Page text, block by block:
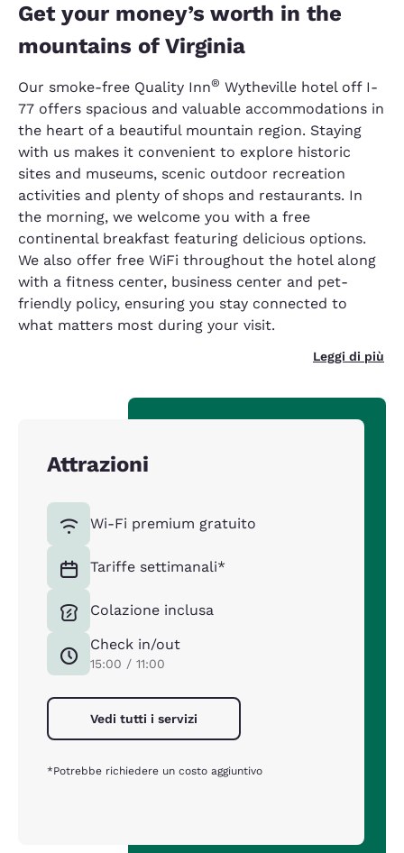
Get your money’s worth in the
mountains of Virginia
Our smoke-free Quality Inn® Wytheville hotel off I-
77 offers spacious and valuable accommodations in
the heart of a beautiful mountain region. Staying
with us makes it convenient to explore historic
sites and museums, scenic outdoor recreation
activities and plenty of shops and restaurants. In
the morning, we welcome you with a free
continental breakfast featuring delicious options.
We also offer free WiFi throughout the hotel along
with a fitness center, business center and pet-
friendly policy, ensuring you stay connected to
what matters most during your visit.
Leggi di più
Attrazioni
Wi-Fi premium gratuito
Tariffe settimanali*
Colazione inclusa
Check in/out
15:00 / 11:00
Vedi tutti i servizi
*Potrebbe richiedere un costo aggiuntivo